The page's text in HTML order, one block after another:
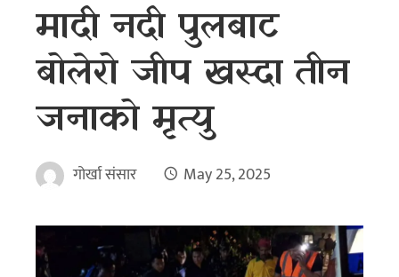
मादी नदी पुलबाट
बोलेरो जीप खस्दा तीन
जनाको मृत्यु
गोर्खा संसार May 25, 2025